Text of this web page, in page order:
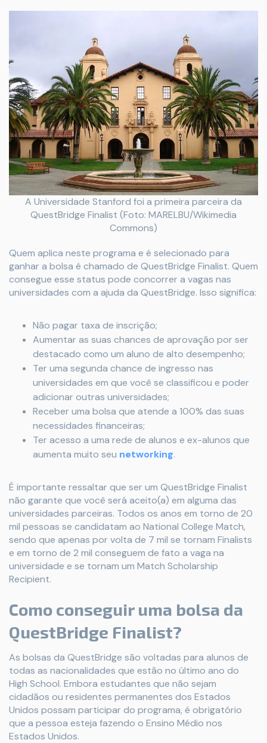
A Universidade Stanford foi a primeira parceira da
QuestBridge Finalist (Foto: MARELBU/Wikimedia
Commons)
Quem aplica neste programa e é selecionado para
ganhar a bolsa é chamado de QuestBridge Finalist. Quem
consegue esse status pode concorrer a vagas nas
universidades com a ajuda da QuestBridge. Isso significa:
Não pagar taxa de inscrição;
Aumentar as suas chances de aprovação por ser
destacado como um aluno de alto desempenho;
Ter uma segunda chance de ingresso nas
universidades em que você se classificou e poder
adicionar outras universidades;
Receber uma bolsa que atende a 100% das suas
necessidades financeiras;
Ter acesso a uma rede de alunos e ex-alunos que
aumenta muito seu networking.
É importante ressaltar que ser um QuestBridge Finalist
não garante que você será aceito(a) em alguma das
universidades parceiras. Todos os anos em torno de 20
mil pessoas se candidatam ao National College Match,
sendo que apenas por volta de 7 mil se tornam Finalists
e em torno de 2 mil conseguem de fato a vaga na
universidade e se tornam um Match Scholarship
Recipient.
Como conseguir uma bolsa da
QuestBridge Finalist?
As bolsas da QuestBridge são voltadas para alunos de
todas as nacionalidades que estão no último ano do
High School. Embora estudantes que não sejam
cidadãos ou residentes permanentes dos Estados
Unidos possam participar do programa, é obrigatório
que a pessoa esteja fazendo o Ensino Médio nos
Estados Unidos.